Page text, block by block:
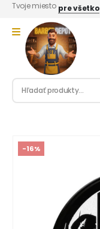
Tvoje miesto pre všetko
-16%